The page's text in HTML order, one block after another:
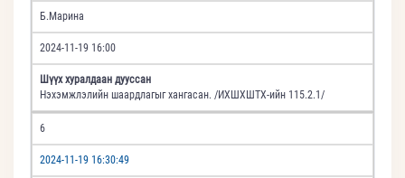
Б.Марина
2024-11-19 16:00
Шүүх хуралдаан дууссан
Нэхэмжлэлийн шаардлагыг хангасан. /ИХШХШТХ-ийн 115.2.1/
6
2024-11-19 16:30:49